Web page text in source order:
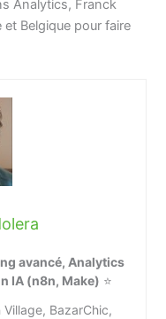
Analytics, Franck
Belgique pour faire
avancé, Analytics
IA (n8n, Make) ⭐
BazarChic,